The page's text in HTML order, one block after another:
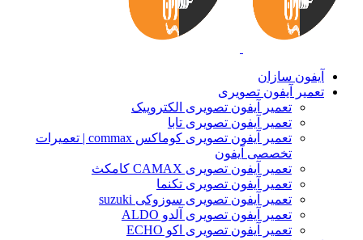
آیفون سازان
تعمیر آیفون تصویری
تعمیر آیفون تصویری الکتروپیک
تعمیر آیفون تصویری تابا
تعمیر آیفون تصویری کوماکس commax | تعمیرات
تخصصی آیفون
تعمیر آیفون تصویری CAMAX کامکث
تعمیر آیفون تصویری تکنما
تعمیر آیفون تصویری سوزوکی suzuki
تعمیر آیفون تصویری آلدو ALDO
تعمیر آیفون تصویری اکو ECHO